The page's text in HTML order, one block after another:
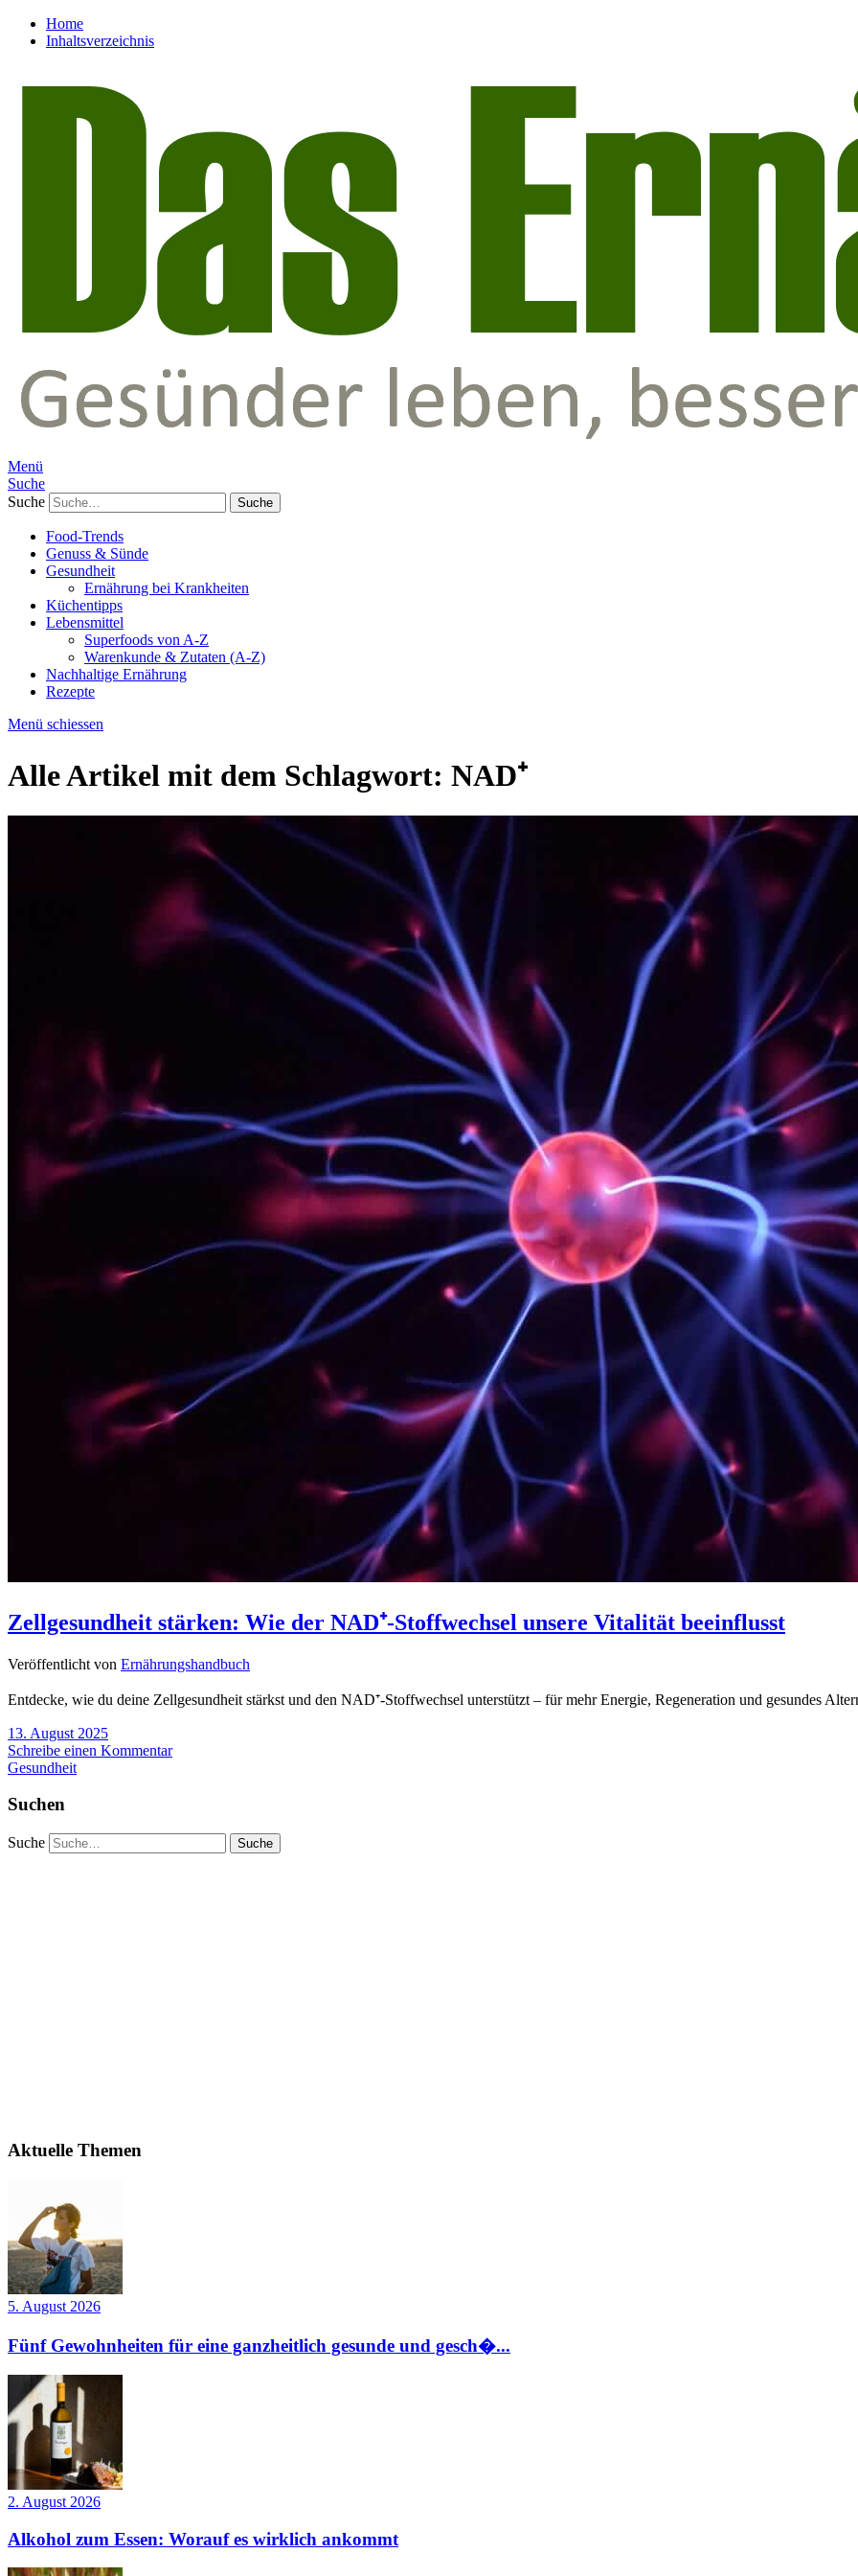
Home
Inhaltsverzeichnis
Menü
Suche
Suche
Food-Trends
Genuss & Sünde
Gesundheit
Ernährung bei Krankheiten
Küchentipps
Lebensmittel
Superfoods von A-Z
Warenkunde & Zutaten (A-Z)
Nachhaltige Ernährung
Rezepte
Menü schiessen
Alle Artikel mit dem Schlagwort: NAD⁺
Zellgesundheit stärken: Wie der NAD⁺-Stoffwechsel unsere Vitalität beeinflusst
Veröffentlicht von Ernährungshandbuch
Entdecke, wie du deine Zellgesundheit stärkst und den NAD⁺-Stoffwechsel unterstützt – für mehr Energie, Regeneration und gesundes
13. August 2025
Schreibe einen Kommentar
Gesundheit
Suchen
Suche
Aktuelle Themen
5. August 2026
Fünf Gewohnheiten für eine ganzheitlich gesunde und gesch�...
2. August 2026
Alkohol zum Essen: Worauf es wirklich ankommt